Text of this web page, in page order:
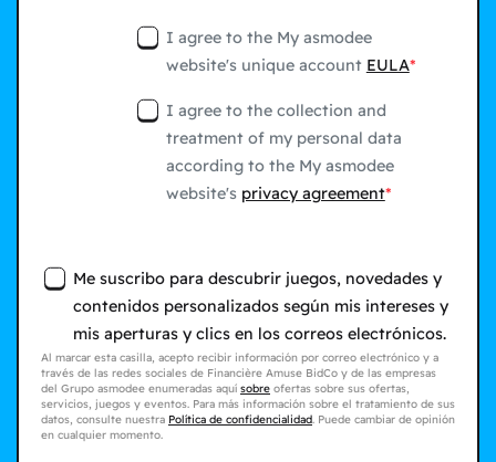
I agree to the My asmodee
website's unique account EULA
I agree to the collection and
treatment of my personal data
according to the My asmodee
website's privacy agreement
Me suscribo para descubrir juegos, novedades y
contenidos personalizados según mis intereses y
mis aperturas y clics en los correos electrónicos.
Al marcar esta casilla, acepto recibir información por correo electrónico y a
través de las redes sociales de Financière Amuse BidCo y de las empresas
del Grupo asmodee enumeradas aquí sobre ofertas sobre sus ofertas,
servicios, juegos y eventos. Para más información sobre el tratamiento de sus
datos, consulte nuestra Política de confidencialidad. Puede cambiar de opinión
en cualquier momento.